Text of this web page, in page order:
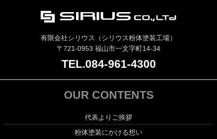
有限会社シリウス（シリウス粉体塗装工場）
〒721-0953 福山市一文字町14-34
TEL.084-961-4300
OUR CONTENTS
代表よりご挨拶
粉体塗装にかける想い